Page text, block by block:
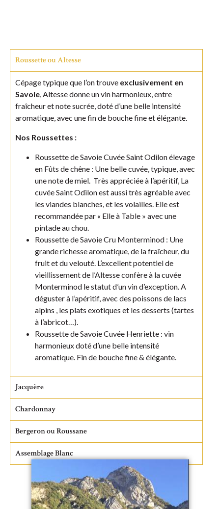
Roussette ou Altesse
Cépage typique que l’on trouve exclusivement en
Savoie, Altesse donne un vin harmonieux, entre
fraîcheur et note sucrée, doté d’une belle intensité
aromatique, avec une fin de bouche fine et élégante.
Nos Roussettes :
Roussette de Savoie Cuvée Saint Odilon élevage
en Fûts de chêne : Une belle cuvée, typique, avec
une note de miel. Très appréciée à l’apéritif, La
cuvée Saint Odilon est aussi très agréable avec
les viandes blanches, et les volailles. Elle est
recommandée par « Elle à Table » avec une
pintade au chou.
Roussette de Savoie Cru Monterminod : Une
grande richesse aromatique, de la fraîcheur, du
fruit et du velouté. L’excellent potentiel de
vieillissement de l’Altesse confère à la cuvée
Monterminod le statut d’un vin d’exception. A
déguster à l’apéritif, avec des poissons de lacs
alpins , les plats exotiques et les desserts (tartes
à l’abricot…).
Roussette de Savoie Cuvée Henriette : vin
harmonieux doté d’une belle intensité
aromatique. Fin de bouche fine & élégante.
Jacquère
Chardonnay
Bergeron ou Roussane
Assemblage Blanc